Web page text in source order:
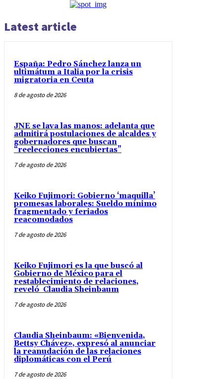
Latest article
España: Pedro Sánchez lanza un
ultimátum a Italia por la crisis
migratoria en Ceuta
8 de agosto de 2026
JNE se lava las manos: adelanta que
admitirá postulaciones de alcaldes y
gobernadores que buscan
“reelecciones encubiertas”
7 de agosto de 2026
Keiko Fujimori: Gobierno ‘maquilla’
promesas laborales: Sueldo mínimo
fragmentado y feriados
reacomodados
7 de agosto de 2026
Keiko Fujimori es la que buscó al
Gobierno de México para el
restablecimiento de relaciones,
reveló Claudia Sheinbaum
7 de agosto de 2026
Claudia Sheinbaum: «Bienvenida,
Bettsy Chávez», expresó al anunciar
la reanudación de las relaciones
diplomáticas con el Perú
7 de agosto de 2026